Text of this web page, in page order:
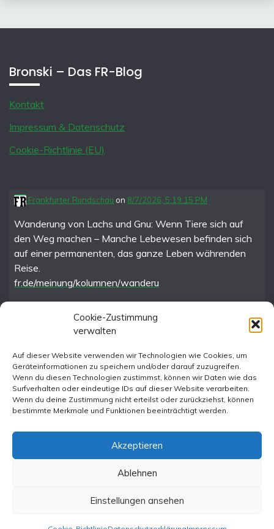
Cookie-Zustimmung
verwalten
Auf dieser Website verwenden wir Technologien wie Cookies, um
Geräteinformationen zu speichern und/oder darauf zuzugreifen.
Wenn du diesen Technologien zustimmst, können wir Daten wie das
Surfverhalten oder eindeutige IDs auf dieser Website verarbeiten.
Wenn du deine Zustimmung nicht erteilst oder zurückziehst, können
bestimmte Merkmale und Funktionen beeinträchtigt werden.
Akzeptieren
Ablehnen
Einstellungen ansehen
Bronski – Das FR-Blog
Kontakt
Impressum & Datenschutz
Cookie-Richtlinie (EU)
Frankfurter Rundschau on 8/7/2026, 5:19:15 PM
Wanderung von Lachs und Gnu: Wenn Tiere sich auf
den Weg machen – Manche Lebewesen befinden sich
auf einer permanenten, das ganze Leben währenden
Reise.
fr.de/meinung/kolumnen/wanderu
Instagram
Proudly powered by WordPress
|